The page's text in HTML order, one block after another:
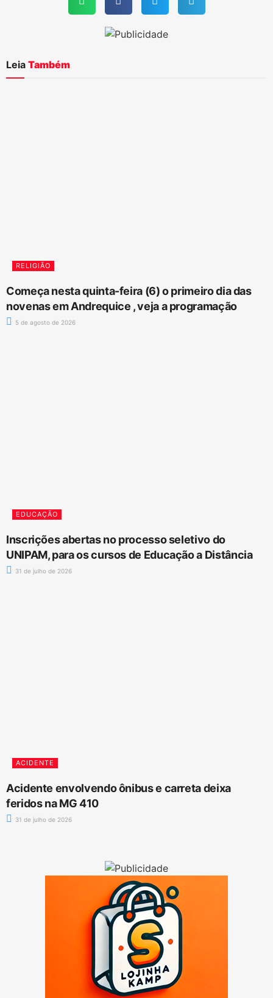
Leia Também
RELIGIÃO
Começa nesta quinta-feira (6) o primeiro dia das
novenas em Andrequice , veja a programação
5 de agosto de 2026
EDUCAÇÃO
Inscrições abertas no processo seletivo do
UNIPAM, para os cursos de Educação a Distância
31 de julho de 2026
ACIDENTE
Acidente envolvendo ônibus e carreta deixa
feridos na MG 410
31 de julho de 2026